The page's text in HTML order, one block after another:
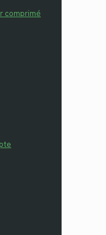
comprimé